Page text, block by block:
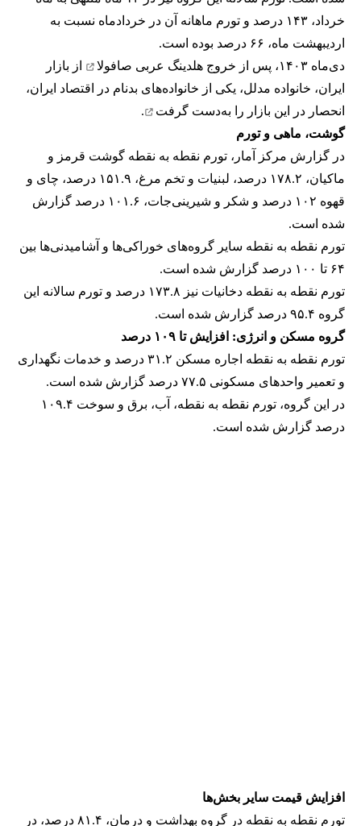
خرداد، ۱۴۳ درصد و تورم ماهانه آن در خردادماه نسبت به
اردیبهشت ماه، ۶۶ درصد بوده است.
دی‌ماه ۱۴۰۳،
پس از خروج هلدینگ عربی صافولا
از بازار
ایران، خانواده مدلل، یکی از خانواده‌های بدنام در اقتصاد ایران،
انحصار در این بازار را
به‌دست گرفت
.
گوشت، ماهی و تورم
در گزارش مرکز آمار، تورم نقطه به نقطه گوشت قرمز و
ماکیان، ۱۷۸.۲ درصد، لبنیات و تخم مرغ، ۱۵۱.۹ درصد، چای و
قهوه ۱۰۲ درصد و شکر و شیرینی‌جات، ۱۰۱.۶ درصد گزارش
شده است.
تورم نقطه به نقطه سایر گروه‌های خوراکی‌ها و آشامیدنی‌ها بین
۶۴ تا ۱۰۰ درصد گزارش شده است.
تورم نقطه به نقطه دخانیات نیز ۱۷۳.۸ درصد و تورم سالانه این
گروه ۹۵.۴ درصد گزارش شده است.
گروه مسکن و انرژی: افزایش تا ۱۰۹ درصد
تورم نقطه به نقطه اجاره مسکن ۳۱.۲ درصد و خدمات نگهداری
و تعمیر واحدهای مسکونی ۷۷.۵ درصد گزارش شده است.
در این گروه، تورم نقطه به نقطه، آب، برق و سوخت ۱۰۹.۴
درصد گزارش شده است.
افزایش قیمت سایر بخش‌ها
تورم نقطه به نقطه در گروه بهداشت و درمان، ۸۱.۴ درصد، در